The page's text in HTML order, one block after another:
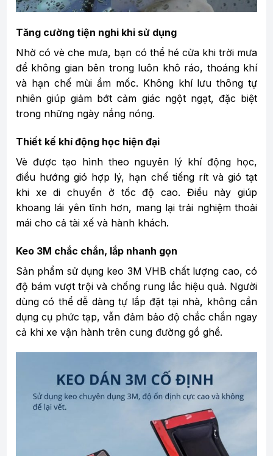
Tăng cường tiện nghi khi sử dụng
Nhờ có vè che mưa, bạn có thể hé cửa khi trời mưa
để không gian bên trong luôn khô ráo, thoáng khí
và hạn chế mùi ẩm mốc. Không khí lưu thông tự
nhiên giúp giảm bớt cảm giác ngột ngạt, đặc biệt
trong những ngày nắng nóng.
Thiết kế khí động học hiện đại
Vè được tạo hình theo nguyên lý khí động học,
điều hướng gió hợp lý, hạn chế tiếng rít và gió tạt
khi xe di chuyển ở tốc độ cao. Điều này giúp
khoang lái yên tĩnh hơn, mang lại trải nghiệm thoải
mái cho cả tài xế và hành khách.
Keo 3M chắc chắn, lắp nhanh gọn
Sản phẩm sử dụng keo 3M VHB chất lượng cao, có
độ bám vượt trội và chống rung lắc hiệu quả. Người
dùng có thể dễ dàng tự lắp đặt tại nhà, không cần
dụng cụ phức tạp, vẫn đảm bảo độ chắc chắn ngay
cả khi xe vận hành trên cung đường gồ ghề.